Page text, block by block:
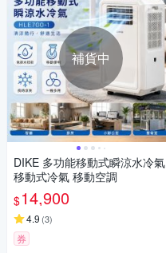
補貨中
DIKE 多功能移動式瞬涼水冷氣
移動式冷氣 移動空調
$14,900
4.9 (3)
券